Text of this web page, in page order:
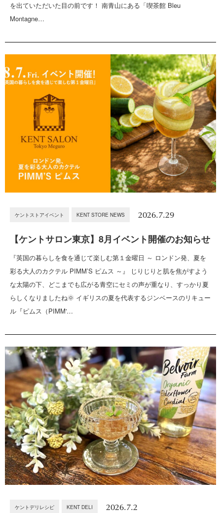
を出ていただいた目の前です！ 南青山にある「喫茶館 Bleu
Montagne…
ケントストアイベント KENT STORE NEWS 2026.7.29
【ケントサロン東京】8月イベント開催のお知らせ
『英国の暮らしを食を通じて楽しむ第１金曜日 ～ ロンドン発、夏を
彩る大人のカクテル PIMM’S ピムス ～』 じりじりと肌を焦がすよう
な太陽の下、どこまでも広がる青空にセミの声が重なり、すっかり夏
らしくなりましたね🌞 イギリスの夏を代表するジンベースのリキュー
ル『ピムス（PIMM'…
ケントデリレシピ KENT DELI 2026.7.2